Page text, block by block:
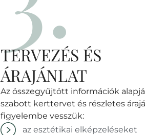
TERVEZÉS ÉS
ÁRAJÁNLAT
Az összegyűjtött információk
szabott kerttervet és részletes
figyelembe vesszük:
az esztétikai elképzeléseket